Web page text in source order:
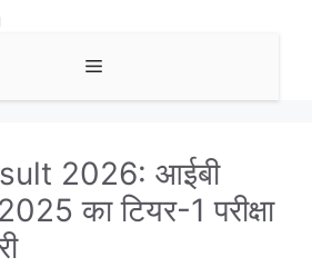
Menu
2026: आईबी
का टियर-1 परीक्षा